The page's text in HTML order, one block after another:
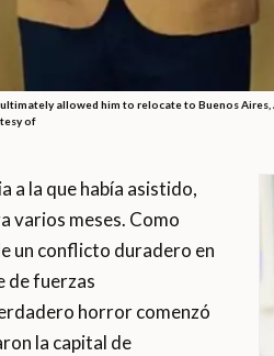
allowed him to relocate to Buenos
of
a la que había asistido,
varios meses. Como
un conflicto duradero en
de fuerzas
horror comenzó
la capital de